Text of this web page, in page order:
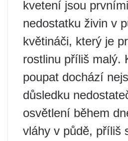
kvetení jsou
nedostatku živin v
květináči, který je
rostlinu příliš malý.
poupat dochází
důsledku
osvětlení během
vláhy v půdě, příliš